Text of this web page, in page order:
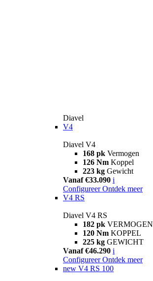
Diavel
V4
Diavel V4
168 pk Vermogen
126 Nm Koppel
223 kg Gewicht
Vanaf €33.090 i
Configureer Ontdek meer
V4 RS
Diavel V4 RS
182 pk VERMOGEN
120 Nm KOPPEL
225 kg GEWICHT
Vanaf €46.290 i
Configureer Ontdek meer
new V4 RS 100